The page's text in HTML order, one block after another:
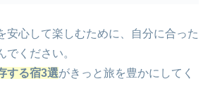
安心して楽しむために、自分に合った
でください。
する宿3選がきっと旅を豊かにしてく